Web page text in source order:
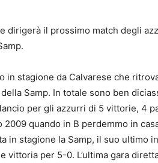
dirigerà il prossimo match degli
in stagione da Calvarese che
Samp. In totale sono ben
per gli azzurri di 5 vittorie, 4
quando in B perdemmo in
in stagione la Samp, il suo ultimo
per 5-0. L’ultima gara